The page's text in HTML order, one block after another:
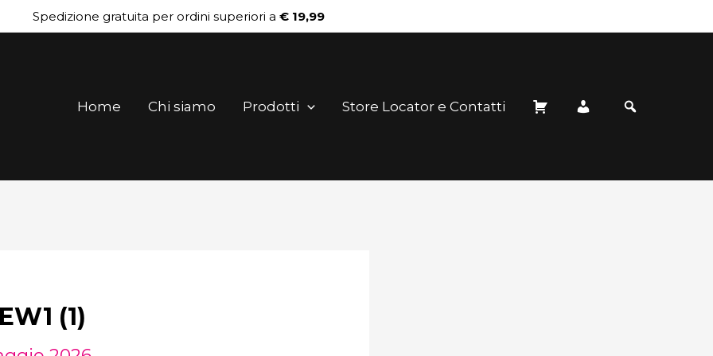
Spedizione gratuita per ordini superiori a € 19,99
Home Chi siamo Prodotti Store Locator e Contatti
(1)